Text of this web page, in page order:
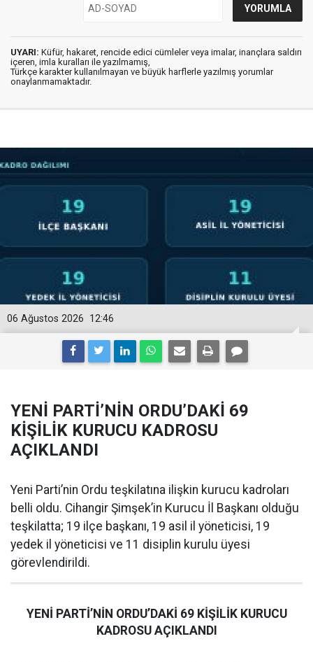
UYARI: Küfür, hakaret, rencide edici cümleler veya imalar, inançlara saldırı
içeren, imla kuralları ile yazılmamış,
Türkçe karakter kullanılmayan ve büyük harflerle yazılmış yorumlar
onaylanmamaktadır.
12:46
06 Ağustos 2026
YENİ PARTİ’NİN ORDU’DAKİ 69
KİŞİLİK KURUCU KADROSU
AÇIKLANDI
Yeni Parti’nin Ordu teşkilatına ilişkin kurucu kadroları
belli oldu. Cihangir Şimşek’in Kurucu İl Başkanı olduğu
teşkilatta; 19 ilçe başkanı, 19 asil il yöneticisi, 19
yedek il yöneticisi ve 11 disiplin kurulu üyesi
görevlendirildi.
YENİ PARTİ’NİN ORDU’DAKİ 69 KİŞİLİK KURUCU
KADROSU AÇIKLANDI